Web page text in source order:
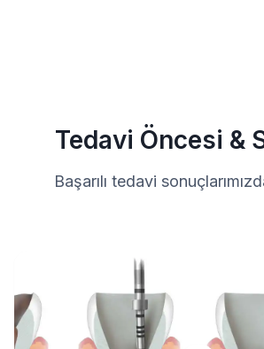
Tedavi Öncesi &
Başarılı tedavi